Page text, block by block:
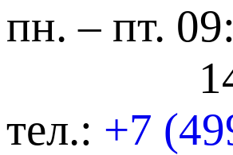
пн. – пт.
тел.: +7